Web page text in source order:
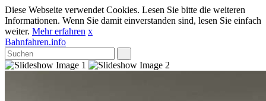
Diese Webseite verwendet Cookies. Lesen Sie bitte die weiteren
Informationen. Wenn Sie damit einverstanden sind, lesen Sie einfach
weiter. Mehr erfahren x
Bahnfahren.info